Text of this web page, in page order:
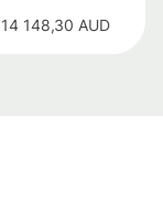
14 148,30 AUD